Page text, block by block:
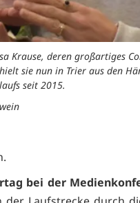
Krause, deren großartiges
sie nun in Trier aus den
seit 2015.
bei der